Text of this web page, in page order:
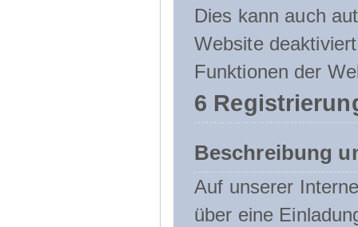
Dies kann auch
Website
Funktionen der
6
Beschreibung
Auf unserer
über eine